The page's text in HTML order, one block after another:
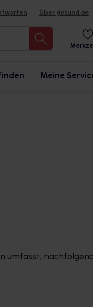
Über gesund.de
Meine
umfasst,